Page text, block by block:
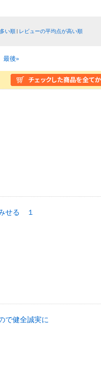
い順
レビューの平均点が高い順
最後»
せる １
で健全誠実に